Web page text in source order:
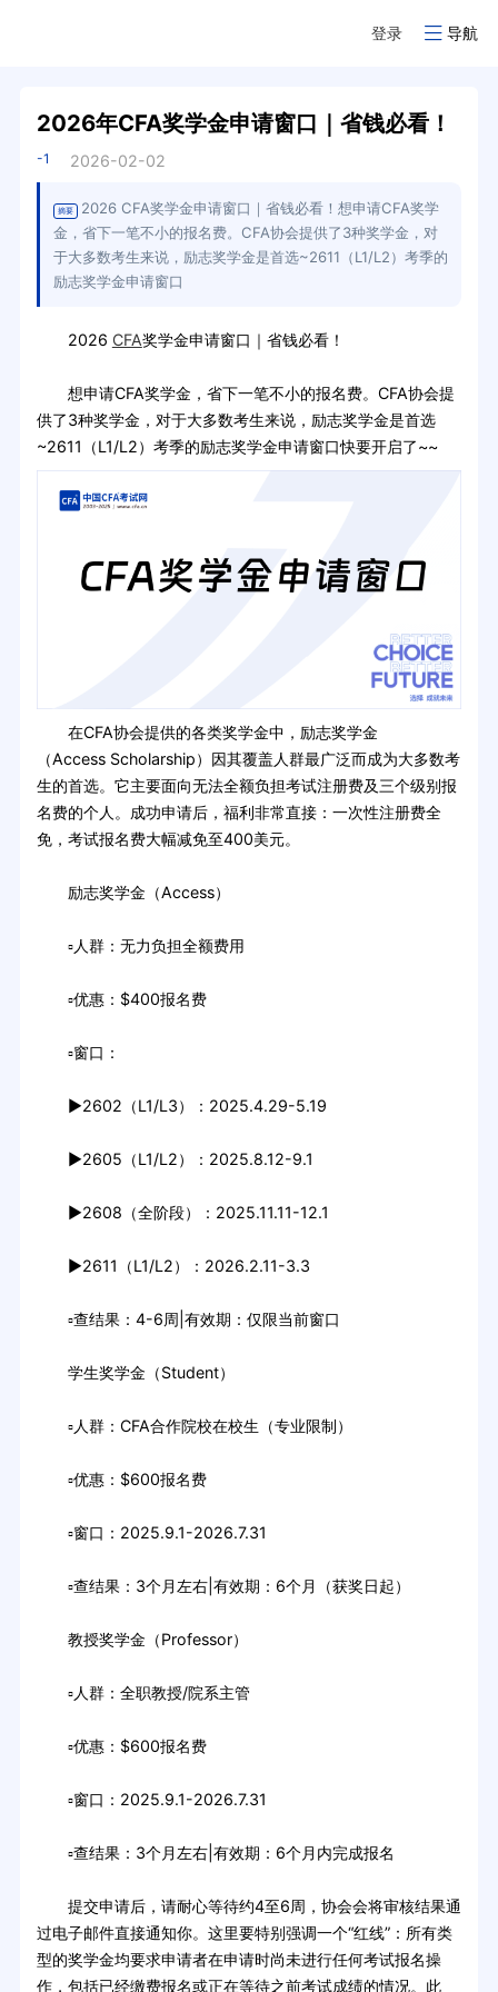
登录 导航
2026年CFA奖学金申请窗口｜省钱必看！
-1 2026-02-02
摘要
2026 CFA奖学金申请窗口｜省钱必看！想申请CFA奖学
金，省下一笔不小的报名费。CFA协会提供了3种奖学金，对
于大多数考生来说，励志奖学金是首选~2611（L1/L2）考季的
励志奖学金申请窗口
2026 CFA奖学金申请窗口｜省钱必看！
想申请CFA奖学金，省下一笔不小的报名费。CFA协会提
供了3种奖学金，对于大多数考生来说，励志奖学金是首选
~2611（L1/L2）考季的励志奖学金申请窗口快要开启了~~
在CFA协会提供的各类奖学金中，励志奖学金
（Access Scholarship）因其覆盖人群最广泛而成为大多数考
生的首选。它主要面向无法全额负担考试注册费及三个级别报
名费的个人。成功申请后，福利非常直接：一次性注册费全
免，考试报名费大幅减免至400美元。
励志奖学金（Access）
▫人群：无力负担全额费用
▫优惠：$400报名费
▫窗口：
▶2602（L1/L3）：2025.4.29-5.19
▶2605（L1/L2）：2025.8.12-9.1
▶2608（全阶段）：2025.11.11-12.1
▶2611（L1/L2）：2026.2.11-3.3
▫查结果：4-6周|有效期：仅限当前窗口
学生奖学金（Student）
▫人群：CFA合作院校在校生（专业限制）
▫优惠：$600报名费
▫窗口：2025.9.1-2026.7.31
▫查结果：3个月左右|有效期：6个月（获奖日起）
教授奖学金（Professor）
▫人群：全职教授/院系主管
▫优惠：$600报名费
▫窗口：2025.9.1-2026.7.31
▫查结果：3个月左右|有效期：6个月内完成报名
提交申请后，请耐心等待约4至6周，协会会将审核结果通
过电子邮件直接通知你。这里要特别强调一个“红线”：所有类
型的奖学金均要求申请者在申请时尚未进行任何考试报名操
作，包括已经缴费报名或正在等待之前考试成绩的情况。此